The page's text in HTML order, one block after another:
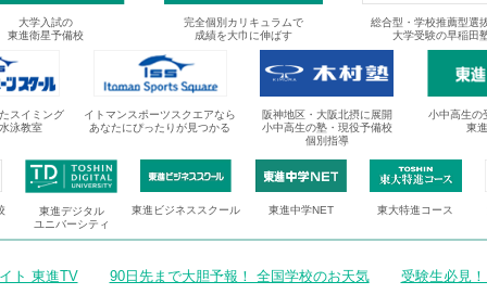
大学入試の
東進衛星予備校
完全個別カリキュラムで
成績を大巾に伸ばす
総合型・学校推薦型選
大学受験の早稲田
スイミング
泳教室
イトマンスポーツスクエアなら
あなたにぴったりが見つかる
阪神地区・大阪北摂に展開
小中高生の塾・現役予備校
個別指導
小中高生の
東
東進デジタル
ユニバーシティ
東進ビジネススクール 東進中学NET 東大特進コース
ト 東進TV 90日先まで大胆予報！ 全国学校のお天気 受験生必見